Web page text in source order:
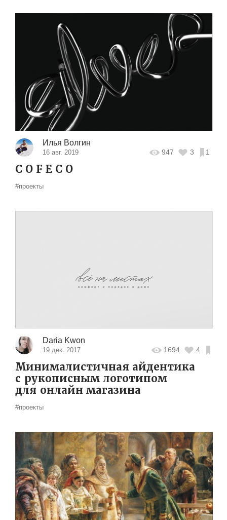
Илья Волгин
16 авг. 2019 947 3 1
С O F E C O
#проекты
Daria Kwon
19 дек. 2017 1694 4
Минималистичная айдентика
с рукописным логотипом
для онлайн магазина
#проекты